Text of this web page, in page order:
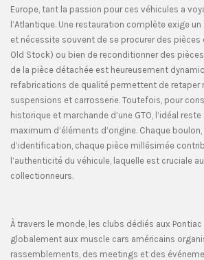
Europe, tant la passion pour ces véhicules a
l’Atlantique. Une restauration complète exige
et nécessite souvent de se procurer des pièces
Old Stock) ou bien de reconditionner des
de la pièce détachée est heureusement
refabrications de qualité permettent de retaper
suspensions et carrosserie. Toutefois, pour
historique et marchande d’une GTO, l’idéal
maximum d’éléments d’origine. Chaque
d’identification, chaque pièce millésimée
l’authenticité du véhicule, laquelle est cruciale
collectionneurs.
À travers le monde, les clubs dédiés aux Pontiac
globalement aux muscle cars américains
rassemblements, des meetings et des